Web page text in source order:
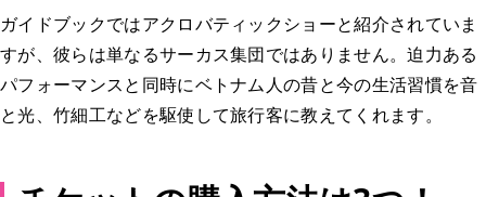
ガイドブックではアクロバティックショーと紹介されていま
すが、彼らは単なるサーカス集団ではありません。迫力ある
パフォーマンスと同時にベトナム人の昔と今の生活習慣を音
と光、竹細工などを駆使して旅行客に教えてくれます。